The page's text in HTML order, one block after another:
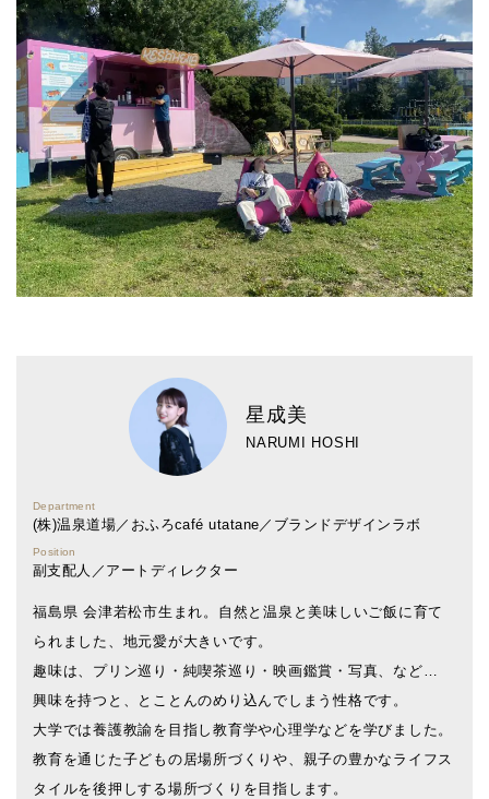
星成美
NARUMI HOSHI
Department
(株)温泉道場／おふろcafé utatane／ブランドデザインラボ
Position
副支配人／アートディレクター
福島県 会津若松市生まれ。自然と温泉と美味しいご飯に育て
られました、地元愛が大きいです。
趣味は、プリン巡り・純喫茶巡り・映画鑑賞・写真、など…
興味を持つと、とことんのめり込んでしまう性格です。
大学では養護教諭を目指し教育学や心理学などを学びました。
教育を通じた子どもの居場所づくりや、親子の豊かなライフス
タイルを後押しする場所づくりを目指します。